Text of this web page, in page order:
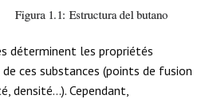
déterminent les propriétés
ces substances (points de fusion
densité...). Cependant,